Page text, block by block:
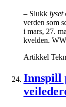
– Slukk lyset
verden som
i mars, 27.
kvelden.
Artikkel
Innspill